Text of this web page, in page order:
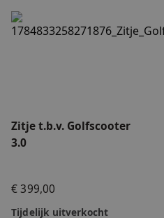
Zitje t.b.v. Golfscooter
3.0
€ 399,00
Tijdelijk uitverkocht
Zitje t.b.v. Golfscooter 3.0